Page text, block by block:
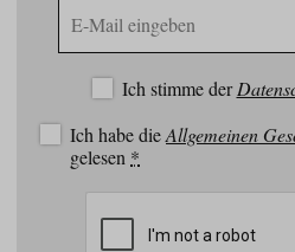
Mail
Ich stimme der
Ich habe dieAllgemeinen
gelesen *